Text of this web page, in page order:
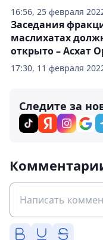
16:56, 25 февраля
17:30, 11 февраля
Заседания
маслихатах
открыто – Асхат
Следите за